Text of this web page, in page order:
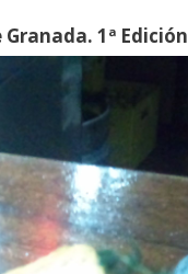
1ª Edición